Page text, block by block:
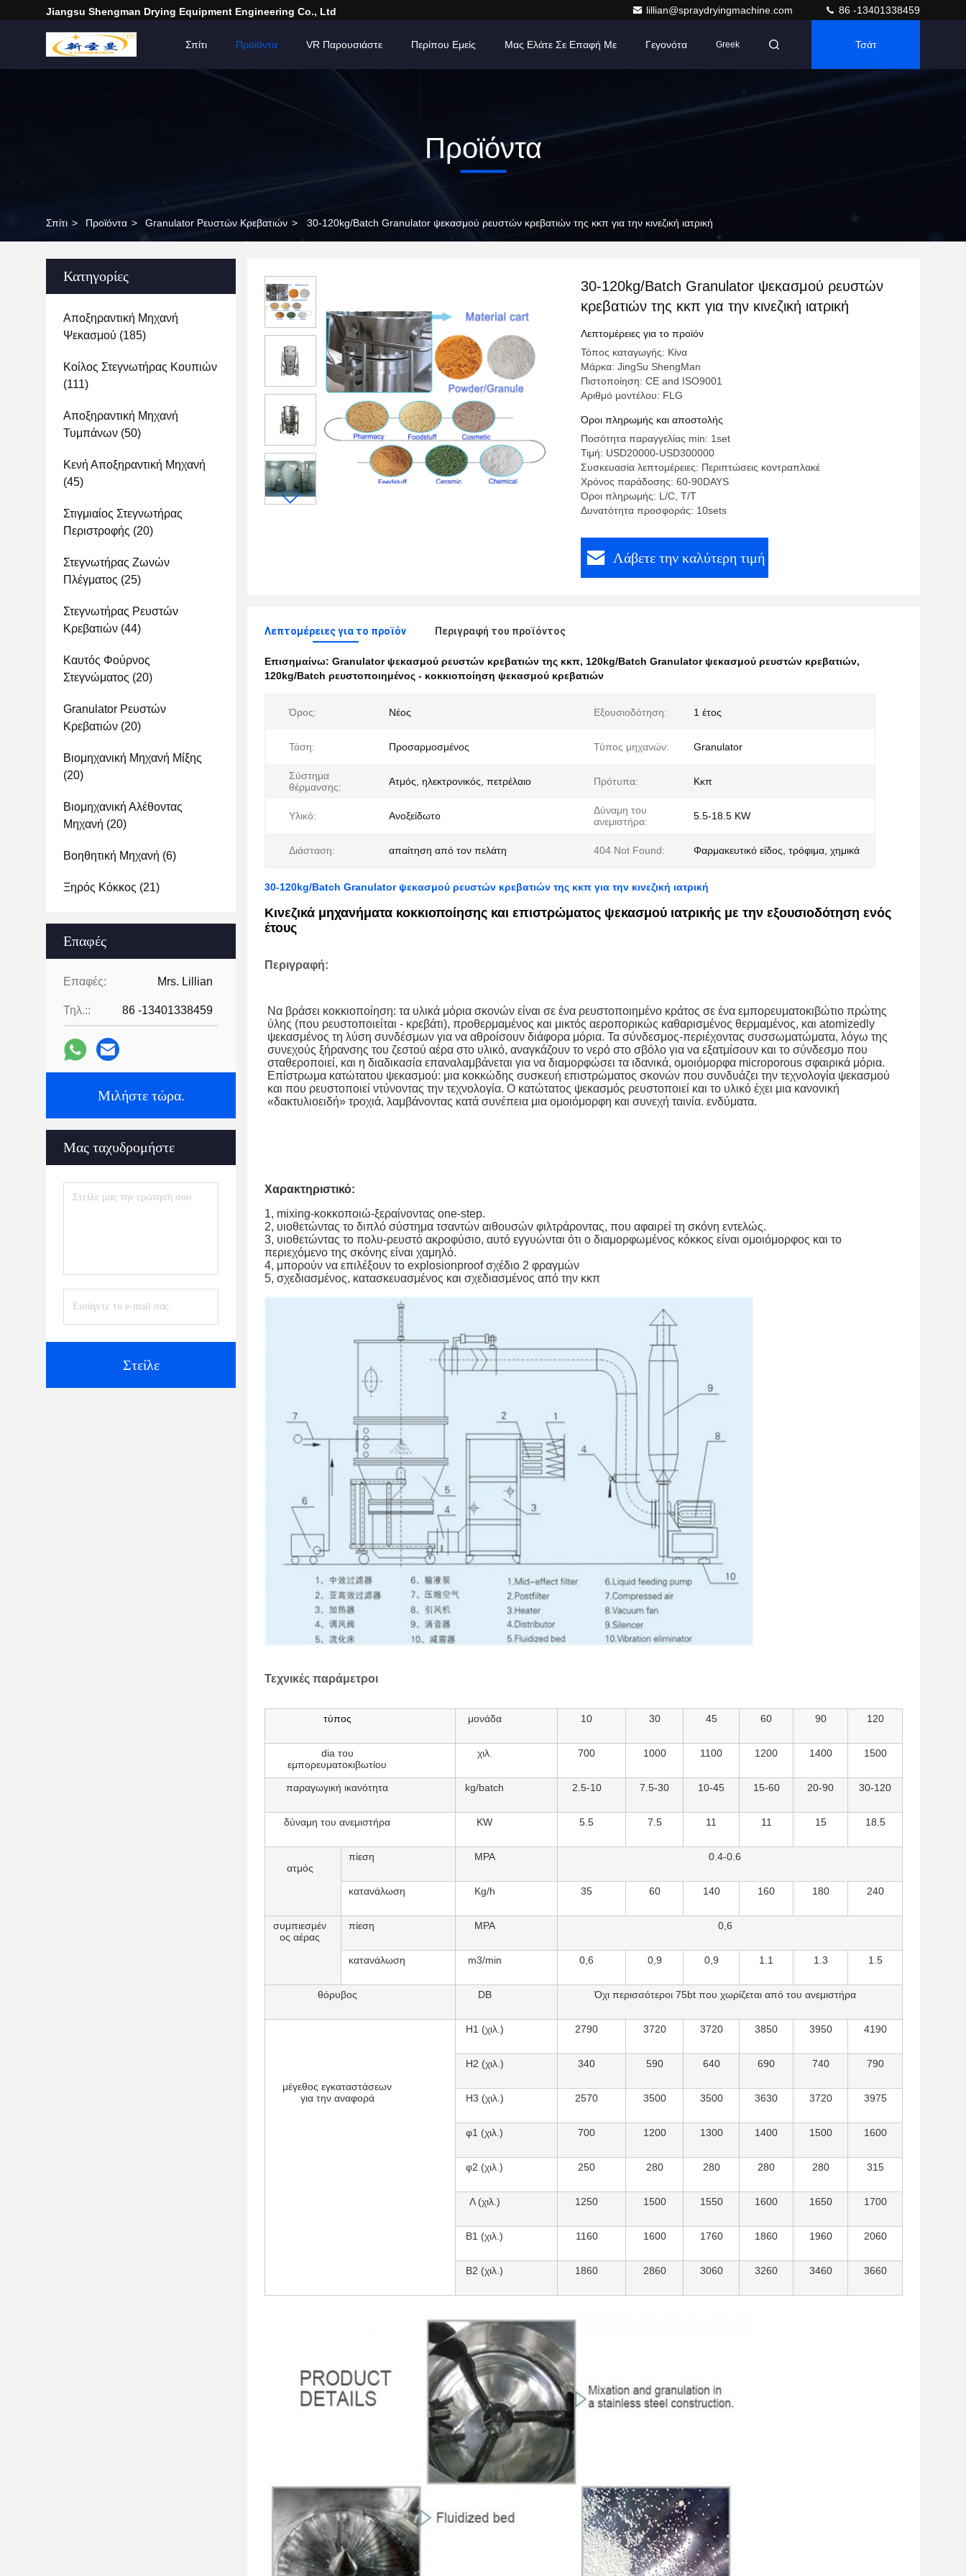
Jiangsu Shengman Drying Equipment Engineering Co., Ltd lillian@spraydryingmachine.com 86 -13401338459
Σπίτι Προϊόντα VR Παρουσιάστε Περίπου Εμείς Μας Ελάτε Σε Επαφή Με Γεγονότα Greek Τσάτ
Προϊόντα
Σπίτι > Προϊόντα > Granulator Ρευστών Κρεβατιών > 30-120kg/Batch Granulator ψεκασμού ρευστών κρεβατιών της κκπ για την κινεζική ιατρική
Κατηγορίες
Αποξηραντική Μηχανή
Ψεκασμού (185)
Κοίλος Στεγνωτήρας Κουπιών
(111)
Αποξηραντική Μηχανή
Τυμπάνων (50)
Κενή Αποξηραντική Μηχανή
(45)
Στιγμιαίος Στεγνωτήρας
Περιστροφής (20)
Στεγνωτήρας Ζωνών
Πλέγματος (25)
Στεγνωτήρας Ρευστών
Κρεβατιών (44)
Καυτός Φούρνος
Στεγνώματος (20)
Granulator Ρευστών
Κρεβατιών (20)
Βιομηχανική Μηχανή Μίξης
(20)
Βιομηχανική Αλέθοντας
Μηχανή (20)
Βοηθητική Μηχανή (6)
Ξηρός Κόκκος (21)
Επαφές
Επαφές: Mrs. Lillian
Τηλ.:: 86 -13401338459
Μιλήστε τώρα.
Μας ταχυδρομήστε
Στείλε
30-120kg/Batch Granulator ψεκασμού ρευστών
κρεβατιών της κκπ για την κινεζική ιατρική
Λεπτομέρειες για το προϊόν
Τόπος καταγωγής: Κίνα
Μάρκα: JingSu ShengMan
Πιστοποίηση: CE and ISO9001
Αριθμό μοντέλου: FLG
Όροι πληρωμής και αποστολής
Ποσότητα παραγγελίας min: 1set
Τιμή: USD20000-USD300000
Συσκευασία λεπτομέρειες: Περιπτώσεις κοντραπλακέ
Χρόνος παράδοσης: 60-90DAYS
Όροι πληρωμής: L/C, T/T
Δυνατότητα προσφοράς: 10sets
Λάβετε την καλύτερη τιμή
Λεπτομέρειες για το προϊόν Περιγραφή του προϊόντος
Επισημαίνω: Granulator ψεκασμού ρευστών κρεβατιών της κκπ, 120kg/Batch Granulator ψεκασμού ρευστών κρεβατιών,
120kg/Batch ρευστοποιημένος - κοκκιοποίηση ψεκασμού κρεβατιών
Όρος: Νέος Εξουσιοδότηση: 1 έτος
Τάση: Προσαρμοσμένος Τύπος μηχανών: Granulator
Σύστημα
θέρμανσης:
Ατμός, ηλεκτρονικός, πετρέλαιο Πρότυπα: Κκπ
Υλικό: Ανοξείδωτο
Δύναμη του
ανεμιστήρα:
5.5-18.5 KW
Διάσταση: απαίτηση από τον πελάτη 404 Not Found: Φαρμακευτικό είδος, τρόφιμα, χημικά
30-120kg/Batch Granulator ψεκασμού ρευστών κρεβατιών της κκπ για την κινεζική ιατρική
Κινεζικά μηχανήματα κοκκιοποίησης και επιστρώματος ψεκασμού ιατρικής με την εξουσιοδότηση ενός
έτους
Περιγραφή:
Να βράσει κοκκιοποίηση: τα υλικά μόρια σκονών είναι σε ένα ρευστοποιημένο κράτος σε ένα εμπορευματοκιβώτιο πρώτης
ύλης (που ρευστοποιείται - κρεβάτι), προθερμαμένος και μικτός αεροπορικώς καθαρισμένος θερμαμένος, και atomizedly
ψεκασμένος τη λύση συνδέσμων για να αθροίσουν διάφορα μόρια. Τα σύνδεσμος-περιέχοντας συσσωματώματα, λόγω της
συνεχούς ξήρανσης του ζεστού αέρα στο υλικό, αναγκάζουν το νερό στο σβόλο για να εξατμίσουν και το σύνδεσμο που
σταθεροποιεί, και η διαδικασία επαναλαμβάνεται για να διαμορφώσει τα ιδανικά, ομοιόμορφα microporous σφαιρικά μόρια.
Επίστρωμα κατώτατου ψεκασμού: μια κοκκώδης συσκευή επιστρώματος σκονών που συνδυάζει την τεχνολογία ψεκασμού
και που ρευστοποιεί ντύνοντας την τεχνολογία. Ο κατώτατος ψεκασμός ρευστοποιεί και το υλικό έχει μια κανονική
«δακτυλιοειδή» τροχιά, λαμβάνοντας κατά συνέπεια μια ομοιόμορφη και συνεχή ταινία. ενδύματα.
Χαρακτηριστικό:
1, mixing-κοκκοποιώ-ξεραίνοντας one-step.
2, υιοθετώντας το διπλό σύστημα τσαντών αιθουσών φιλτράροντας, που αφαιρεί τη σκόνη εντελώς.
3, υιοθετώντας το πολυ-ρευστό ακροφύσιο, αυτό εγγυώνται ότι ο διαμορφωμένος κόκκος είναι ομοιόμορφος και το
περιεχόμενο της σκόνης είναι χαμηλό.
4, μπορούν να επιλέξουν το explosionproof σχέδιο 2 φραγμών
5, σχεδιασμένος, κατασκευασμένος και σχεδιασμένος από την κκπ
Τεχνικές παράμετροι
τύπος μονάδα 10 30 45 60 90 120
dia του
εμπορευματοκιβωτίου
χιλ. 700 1000 1100 1200 1400 1500
παραγωγική ικανότητα kg/batch 2.5-10 7.5-30 10-45 15-60 20-90 30-120
δύναμη του ανεμιστήρα KW 5.5 7.5 11 11 15 18.5
ατμός
πίεση MPA 0.4-0.6
κατανάλωση Kg/h 35 60 140 160 180 240
συμπιεσμέν
ος αέρας
πίεση MPA 0,6
κατανάλωση m3/min 0,6 0,9 0,9 1.1 1.3 1.5
θόρυβος DB Όχι περισσότεροι 75bt που χωρίζεται από του ανεμιστήρα
μέγεθος εγκαταστάσεων
για την αναφορά
H1 (χιλ.) 2790 3720 3720 3850 3950 4190
H2 (χιλ.) 340 590 640 690 740 790
H3 (χιλ.) 2570 3500 3500 3630 3720 3975
φ1 (χιλ.) 700 1200 1300 1400 1500 1600
φ2 (χιλ.) 250 280 280 280 280 315
Λ (χιλ.) 1250 1500 1550 1600 1650 1700
B1 (χιλ.) 1160 1600 1760 1860 1960 2060
B2 (χιλ.) 1860 2860 3060 3260 3460 3660